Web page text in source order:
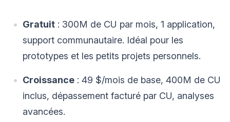
Gratuit : 300M de CU par mois, 1 application,
support communautaire. Idéal pour les
prototypes et les petits projets personnels.
Croissance : 49 $/mois de base, 400M de CU
inclus, dépassement facturé par CU, analyses
avancées.